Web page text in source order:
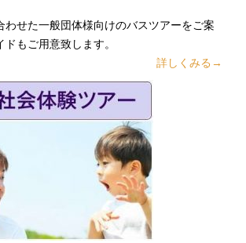
わせた一般団体様向けのバスツアーをご案
もご用意致します。
詳しくみる→